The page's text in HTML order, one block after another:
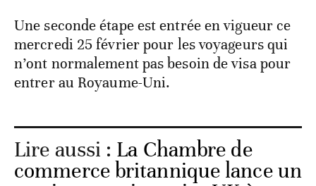
Une seconde étape est entrée en vigueur ce
mercredi 25 février pour les voyageurs qui
n’ont normalement pas besoin de visa pour
entrer au Royaume-Uni.
Lire aussi : La Chambre de
commerce britannique lance un